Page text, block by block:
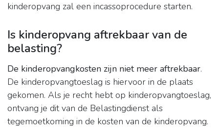
kinderopvang zal een incassoprocedure starten.
Is kinderopvang aftrekbaar van de
belasting?
De kinderopvangkosten zijn niet meer aftrekbaar.
De kinderopvangtoeslag is hiervoor in de plaats
gekomen. Als je recht hebt op kinderopvangtoeslag,
ontvang je dit van de Belastingdienst als
tegemoetkoming in de kosten van de kinderopvang.